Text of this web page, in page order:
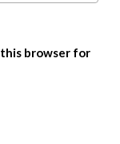
this browser for